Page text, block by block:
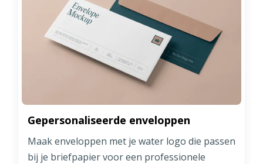
Gepersonaliseerde enveloppen
Maak enveloppen met je water logo die passen
bij je briefpapier voor een professionele